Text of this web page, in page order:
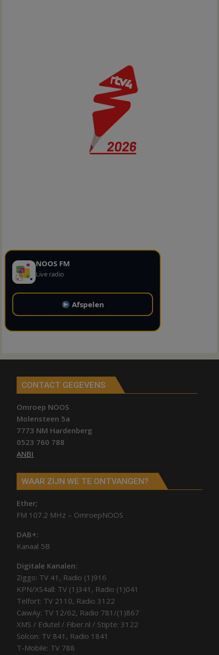
NOOS FM
Live radio
Afspelen
CONTACT GEGEVENS
Omroep NOOS
Molensteen 5a
7773 NM Hardenberg
0523 760 788
ANBI
WAAR ZIJN WE TE ONTVANGEN?
Ether;
FM 107.2 MHz – OmroepNOOS
DAB+:
Kanaal 5B
Digitale Kanalen:
Ziggo: TV 41, Radio (1)916
KPN/XS4all: TV (1)341, Radio (1)041
Telfort: TV 2110, Radio 3122
CaiwAy: TV 12/62, Radio 781/(1)867
XMS / Edutel / Fiber.nl / Stipte: 3122
Solcon: TV 841, Radio 1841
T-Mobile: TV 788